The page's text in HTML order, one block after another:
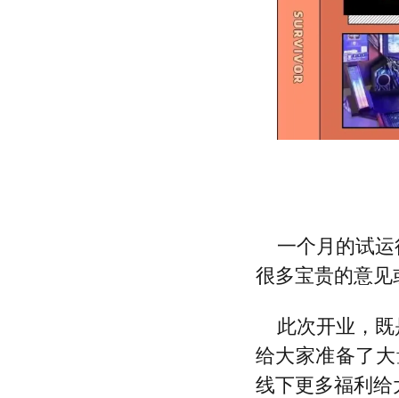
一个月的试
很多宝贵的意
此次开业，
给大家准备了
线下更多福利